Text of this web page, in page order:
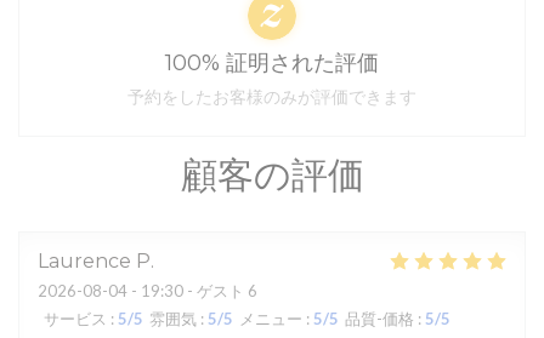
顧客の評価
Laurence P
2026-08-04 - 19:30 - ゲスト 6
サービス : 5/5 雰囲気 : 5/5 メニュー : 5/5 品質-価格 : 5/5
100% 証明された評価
予約をしたお客様のみが評価できます